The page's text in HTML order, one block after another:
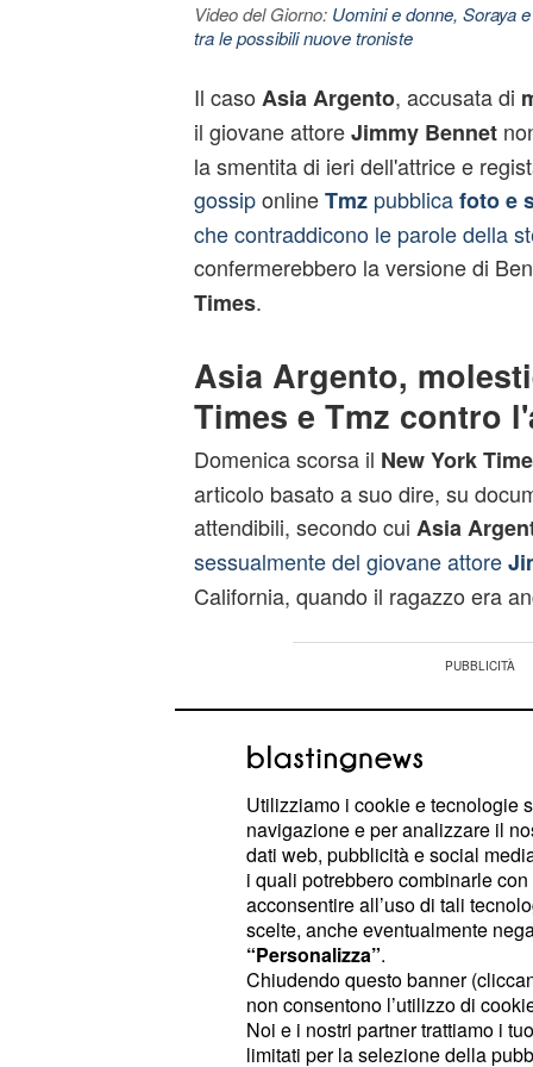
Video del Giorno: Uomini e donne, Soraya
tra le possibili nuove troniste
Il caso Asia Argento, accusata di
il giovane attoreJimmy Bennet
la smentita di ieri dell'attrice e
gossiponlineTmzpubblicafoto e
che contraddicono le parole della
confermerebbero la versione di
Times.
Asia Argento,
Times e Tmz contro
Domenica scorsa il New York
articolo basato a suo dire, su
attendibili, secondo cui Asia
sessualmente del giovane attore
California, quando il ragazzo era
Utilizziamo i cookie e tecnologie
navigazione e per analizzare il
dati web, pubblicità e social
i quali potrebbero combinarle
acconsentire all’uso di tali
scelte, anche eventualmente
“Personalizza”.
Chiudendo questo banner
non consentono l’utilizzo di
Noi e i nostri partner trattiamo i
limitati per la selezione della